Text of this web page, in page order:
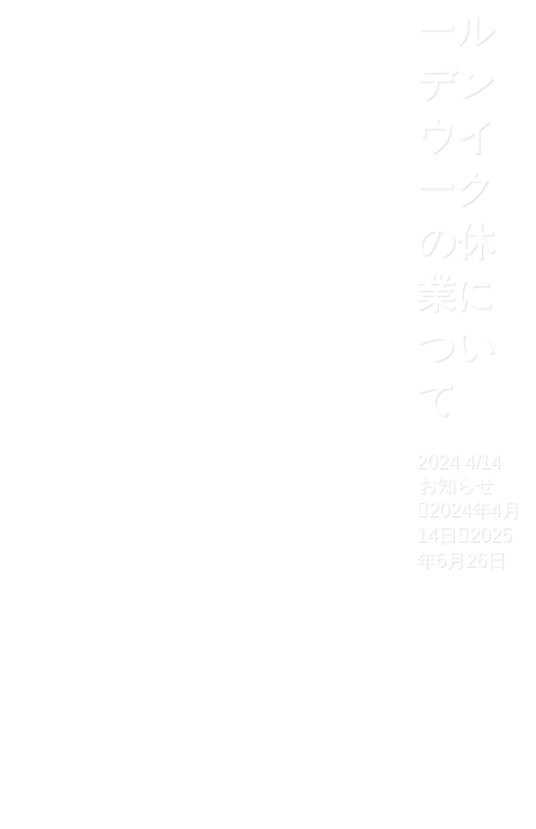
ール
デン
ウイ
ーク
の休
業に
つい
て
2024 4/14
お知らせ
2024年4月
14日
2025
年6月26日